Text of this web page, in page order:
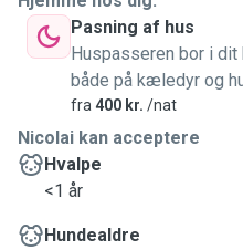
Pasning af hus
Huspasseren bor i dit
både på kæledyr og
fra 400 kr. /nat
Nicolai kan acceptere
Hvalpe
<1 år
Hundealdre